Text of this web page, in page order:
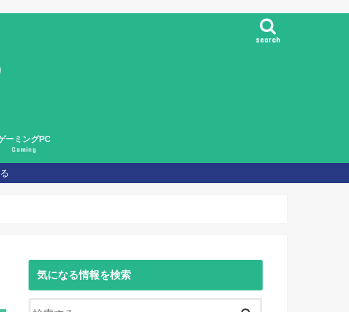
search
ーミングPC
Gaming
気になる情報を検索